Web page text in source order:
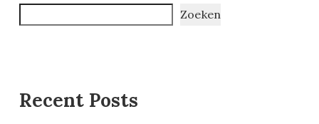
Zoeken
Recent Posts